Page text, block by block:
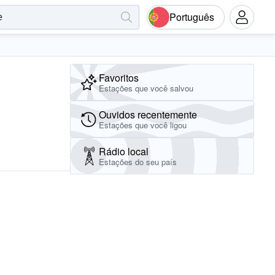
Português
Favoritos
Estações que você salvou
Ouvidos recentemente
Estações que você ligou
Rádio local
Estações do seu país